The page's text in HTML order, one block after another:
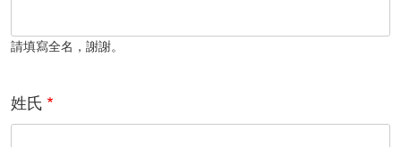
請填寫全名，謝謝。
姓氏